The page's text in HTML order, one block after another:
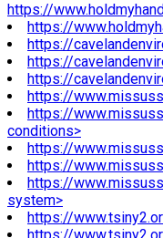
https://
https://
https://
https://
https://
https://
https://
conditions>
https://
https://
https://
system>
https://